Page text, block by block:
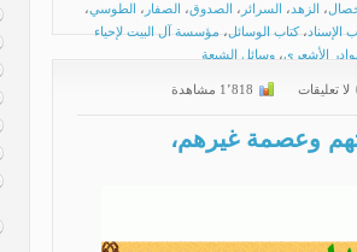
، الزهد ، السرائر ، الصدوق، الصفار ، الطوسي،
الإسناد ،كتاب الوسائل، مؤسسة آل البيت لإحياء
نوادر الأشعري، وسائل الشيعة
لا تعليقات 1٬818 مشاهدة
وعصمة غيرهم،